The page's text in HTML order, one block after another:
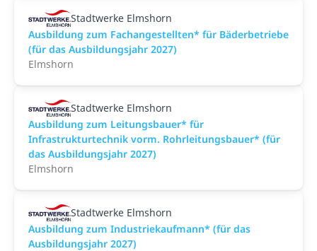
Stadtwerke Elmshorn
Ausbildung zum Fachangestellten* für Bäderbetriebe
(für das Ausbildungsjahr 2027)
Elmshorn
Stadtwerke Elmshorn
Ausbildung zum Leitungsbauer* für
Infrastrukturtechnik vorm. Rohrleitungsbauer* (für
das Ausbildungsjahr 2027)
Elmshorn
Stadtwerke Elmshorn
Ausbildung zum Industriekaufmann* (für das
Ausbildungsjahr 2027)